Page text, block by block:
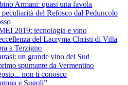
Armani: quasi una favola
del Refosco dal Peduncolo
2019: tecnologia e vino
del Lacryma Christi di Villa
a Terzigno
un grande vino del Sud
spumante da Vermentino
non ti conosco
e Sugoli”